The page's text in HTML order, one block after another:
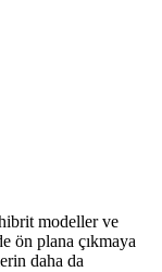
modeller ve
ön plana çıkmaya
daha da